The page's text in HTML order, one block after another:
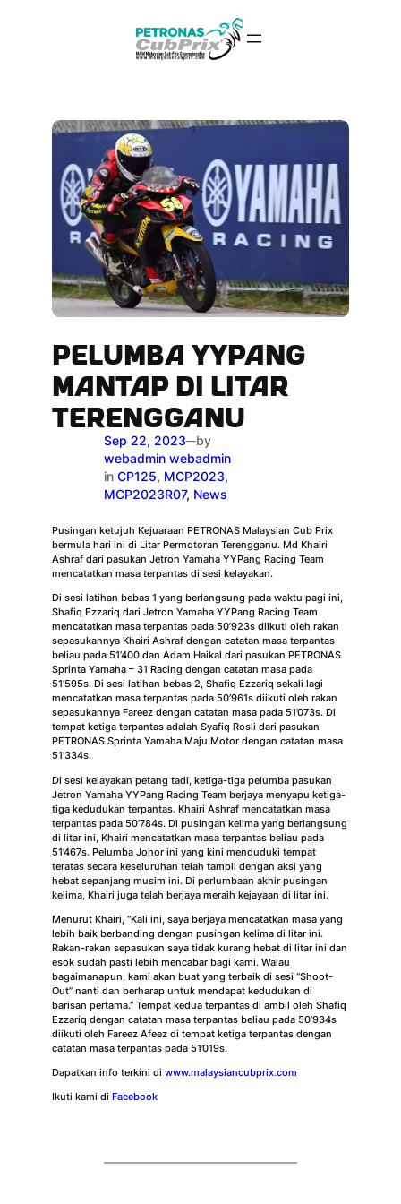
PELUMBA YYPANG
MANTAP DI LITAR
TERENGGANU
Sep 22, 2023—by
webadmin webadmin
inCP125, MCP2023
MCP2023R07, News
Pusingan ketujuh Kejuaraan PETRONAS Malaysian Cub Prix
bermula hari ini di Litar Permotoran Terengganu. Md Khairi
Ashraf dari pasukan Jetron Yamaha YYPang Racing Team
mencatatkan masa terpantas di sesi kelayakan.
Di sesi latihan bebas 1 yang berlangsung pada waktu pagi ini,
Shafiq Ezzariq dari Jetron Yamaha YYPang Racing Team
mencatatkan masa terpantas pada 50’923s diikuti oleh rakan
sepasukannya Khairi Ashraf dengan catatan masa terpantas
beliau pada 51’400 dan Adam Haikal dari pasukan PETRONAS
Sprinta Yamaha – 31 Racing dengan catatan masa pada
51’595s. Di sesi latihan bebas 2, Shafiq Ezzariq sekali lagi
mencatatkan masa terpantas pada 50’961s diikuti oleh rakan
sepasukannya Fareez dengan catatan masa pada 51’073s. Di
tempat ketiga terpantas adalah Syafiq Rosli dari pasukan
PETRONAS Sprinta Yamaha Maju Motor dengan catatan masa
51’334s.
Di sesi kelayakan petang tadi, ketiga-tiga pelumba pasukan
Jetron Yamaha YYPang Racing Team berjaya menyapu ketiga-
tiga kedudukan terpantas. Khairi Ashraf mencatatkan masa
terpantas pada 50’784s. Di pusingan kelima yang berlangsung
di litar ini, Khairi mencatatkan masa terpantas beliau pada
51’467s. Pelumba Johor ini yang kini menduduki tempat
teratas secara keseluruhan telah tampil dengan aksi yang
hebat sepanjang musim ini. Di perlumbaan akhir pusingan
kelima, Khairi juga telah berjaya meraih kejayaan di litar ini.
Menurut Khairi, “Kali ini, saya berjaya mencatatkan masa yang
lebih baik berbanding dengan pusingan kelima di litar ini.
Rakan-rakan sepasukan saya tidak kurang hebat di litar ini dan
esok sudah pasti lebih mencabar bagi kami. Walau
bagaimanapun, kami akan buat yang terbaik di sesi “Shoot-
Out” nanti dan berharap untuk mendapat kedudukan di
barisan pertama.” Tempat kedua terpantas di ambil oleh Shafiq
Ezzariq dengan catatan masa terpantas beliau pada 50’934s
diikuti oleh Fareez Afeez di tempat ketiga terpantas dengan
catatan masa terpantas pada 51’019s.
Dapatkan info terkini diwww.malaysiancubprix.com
Ikuti kami diFacebook